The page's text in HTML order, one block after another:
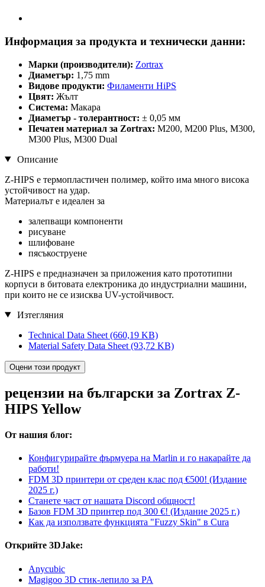
Информация за продукта и технически данни:
Марки (производители): Zortrax
Диаметър: 1,75 mm
Видове продукти: Филаменти HiPS
Цвят: Жълт
Система: Макара
Диаметър - толерантност: ± 0,05 мм
Печатен материал за Zortrax: M200, M200 Plus, M300,
M300 Plus, M300 Dual
Описание
Z-HIPS е термопластичен полимер, който има много висока
устойчивост на удар.
Материалът е идеален за
залепващи компоненти
рисуване
шлифоване
пясъкоструене
Z-HIPS е предназначен за приложения като прототипни
корпуси в битовата електроника до индустриални машини,
при които не се изисква UV-устойчивост.
Изтегляния
Technical Data Sheet (660,19 KB)
Material Safety Data Sheet (93,72 KB)
Оцени този продукт
рецензии на български за Zortrax Z-
HIPS Yellow
От нашия блог:
Конфигурирайте фърмуера на Marlin и го накарайте да
работи!
FDM 3D принтери от среден клас под €500! (Издание
2025 г.)
Станете част от нашата Discord общност!
Базов FDM 3D принтер под 300 €! (Издание 2025 г.)
Как да използвате функцията "Fuzzy Skin" в Cura
Открийте 3DJake:
Anycubic
Magigoo 3D стик-лепило за PA